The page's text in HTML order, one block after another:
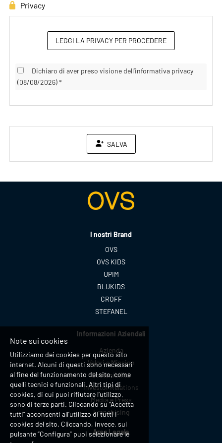
Privacy
LEGGI LA PRIVACY PER PROCEDERE
Dichiaro di aver preso visione dell’informativa privacy
(08/08/2026) *
SALVA
I nostri Brand
OVS
OVS KIDS
UPIM
BLUKIDS
CROFF
STEFANEL
Informazioni Aziendali
Azienda
Valori e Mission
Sostenibilità
Investor Relations
Media e Press
Franchising
Area Legale
Note sui cookies
Utilizziamo dei cookies per questo sito
internet. Alcuni di questi sono necessari
al fine del funzionamento del sito, come
quelli tecnici e funzionali. Altri tipi di
cookies, di cui puoi rifiutare l’utilizzo,
sono di terze parti. Cliccando su “Accetta
tutti” acconsenti all’utilizzo di tutti i
cookies del sito. Cliccando, invece, sul
pulsante “Configura” puoi selezionare le